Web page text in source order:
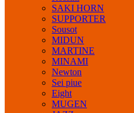
SAKI HORN
SUPPORTER
Sousot
MIDUN
MARTINE
MINAMI
Newton
Sei piue
Eight
MUGEN